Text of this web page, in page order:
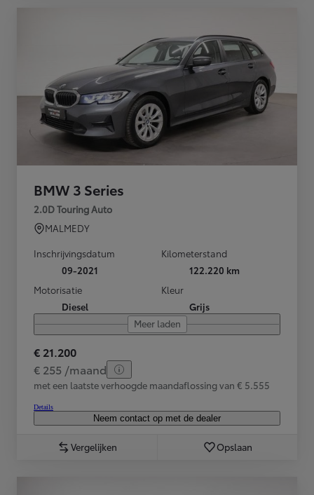
BMW 3 Series
2.0D Touring Auto
MALMEDY
Inschrijvingsdatum
09-2021
Kilometerstand
122.220 km
Motorisatie
Diesel
Kleur
Grijs
Meer laden
€ 21.200
€ 255 /maand
met een laatste verhoogde maandaflossing van € 5.555
Details
Neem contact op met de dealer
Vergelijken Opslaan